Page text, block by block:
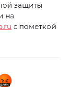
защиты
на
с пометкой